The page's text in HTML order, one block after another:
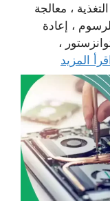
، معالجة
، إعادة
،
المزيد